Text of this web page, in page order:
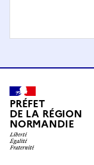
PRÉFET
DE LA RÉGION
NORMANDIE